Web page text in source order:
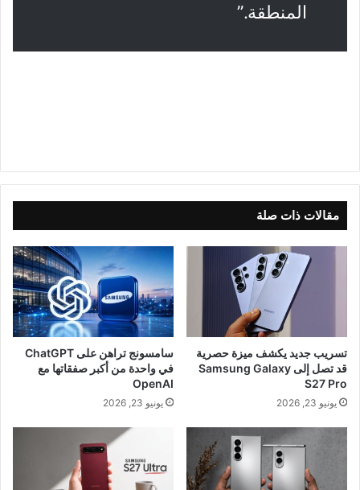
المنطقة.”
مقالات ذات صلة
تسريب جديد يكشف ميزة حصرية
قد تصل إلى Samsung Galaxy
S27 Pro
يونيو 23, 2026
سامسونج تراهن على ChatGPT
في واحدة من أكبر صفقاتها مع
OpenAI
يونيو 23, 2026